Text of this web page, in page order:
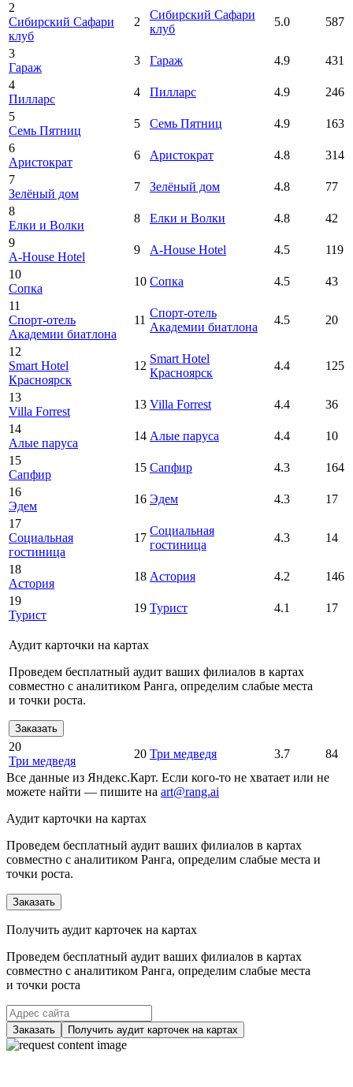
2
Сибирский Сафари
клуб
2
Сибирский Сафари
клуб
5.0 587
3
Гараж
3 Гараж 4.9
431
4
Пилларс
4 Пилларс 4.9
246
5
Семь Пятниц
5 Семь Пятниц 4.9
163
6
Аристократ
6 Аристократ 4.8
314
7
Зелёный дом
7 Зелёный дом 4.8
77
8
Елки и Волки
8 Елки и Волки 4.8
42
9
A-House Hotel
9 A-House Hotel 4.5
119
10
Сопка
10 Сопка 4.5
43
11
Спорт-отель
Академии биатлона
11
Спорт-отель
Академии биатлона
4.5 20
12
Smart Hotel
Красноярск
12
Smart Hotel
Красноярск
4.4 125
13
Villa Forrest
13 Villa Forrest 4.4
36
14
Алые паруса
14 Алые паруса 4.4
10
15
Сапфир
15 Сапфир 4.3
164
16
Эдем
16 Эдем 4.3
17
17
Социальная
гостиница
17
Социальная
гостиница
4.3 14
18
Астория
18 Астория 4.2
146
19
Турист
19 Турист 4.1 17
Аудит карточки на картах
Проведем бесплатный аудит ваших филиалов в картах
совместно с аналитиком Ранга, определим слабые места
и точки роста.
Заказать
20
Три медведя
20 Три медведя 3.7
84
Все данные из Яндекс.Карт. Если кого-то не хватает или не
можете найти — пишите на art@rang.ai
Аудит карточки на картах
Проведем бесплатный аудит ваших филиалов в картах
совместно с аналитиком Ранга, определим слабые места и
точки роста.
Заказать
Получить аудит карточек на картах
Проведем бесплатный аудит ваших филиалов в картах
совместно с аналитиком Ранга, определим слабые места
и точки роста
Заказать Получить аудит карточек на картах